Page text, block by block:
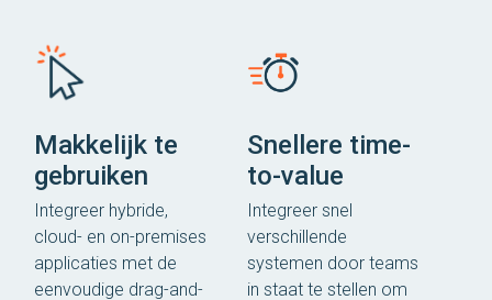
Makkelijk te
gebruiken
Integreer hybride,
cloud- en on-premises
applicaties met de
eenvoudige drag-and-
Snellere time-
to-value
Integreer snel
verschillende
systemen door teams
in staat te stellen om